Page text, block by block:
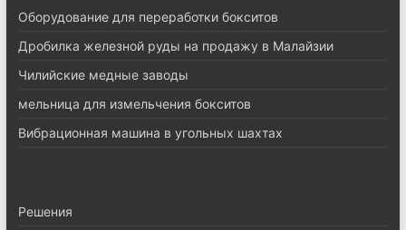
Оборудование для переработки бокситов
Дробилка железной руды на продажу в Малайзии
Чилийские медные заводы
мельница для измельчения бокситов
Вибрационная машина в угольных шахтах
Pешения